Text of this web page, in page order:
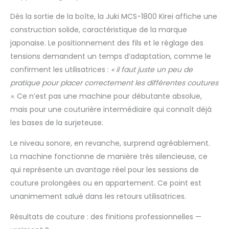
soit toujours facile
d'ajuster la tension
pour le bon fil, le Juki
MCS 1800 a des
tensions de fil
clairement disposées
Pied standard avec
guide de
compensation :
grâce à la
de tissu sont mieux
capturées et guidées
– un résultat de
couture encore
meilleur peut être
obtenu Enfile-aiguille
l'enfilage de la pince
Dès la sortie de la boîte, la Juki MCS-1800 Kirei affiche une
construction solide, caractéristique de la marque
japonaise. Le positionnement des fils et le réglage des
tensions demandent un temps d’adaptation, comme le
confirment les utilisatrices : « il faut juste un peu de
pratique pour placer correctement les différentes coutures
». Ce n’est pas une machine pour débutante absolue,
mais pour une couturière intermédiaire qui connaît déjà
les bases de la surjeteuse.
Le niveau sonore, en revanche, surprend agréablement.
La machine fonctionne de manière très silencieuse, ce
qui représente un avantage réel pour les sessions de
couture prolongées ou en appartement. Ce point est
unanimement salué dans les retours utilisatrices.
Résultats de couture : des finitions professionnelles —